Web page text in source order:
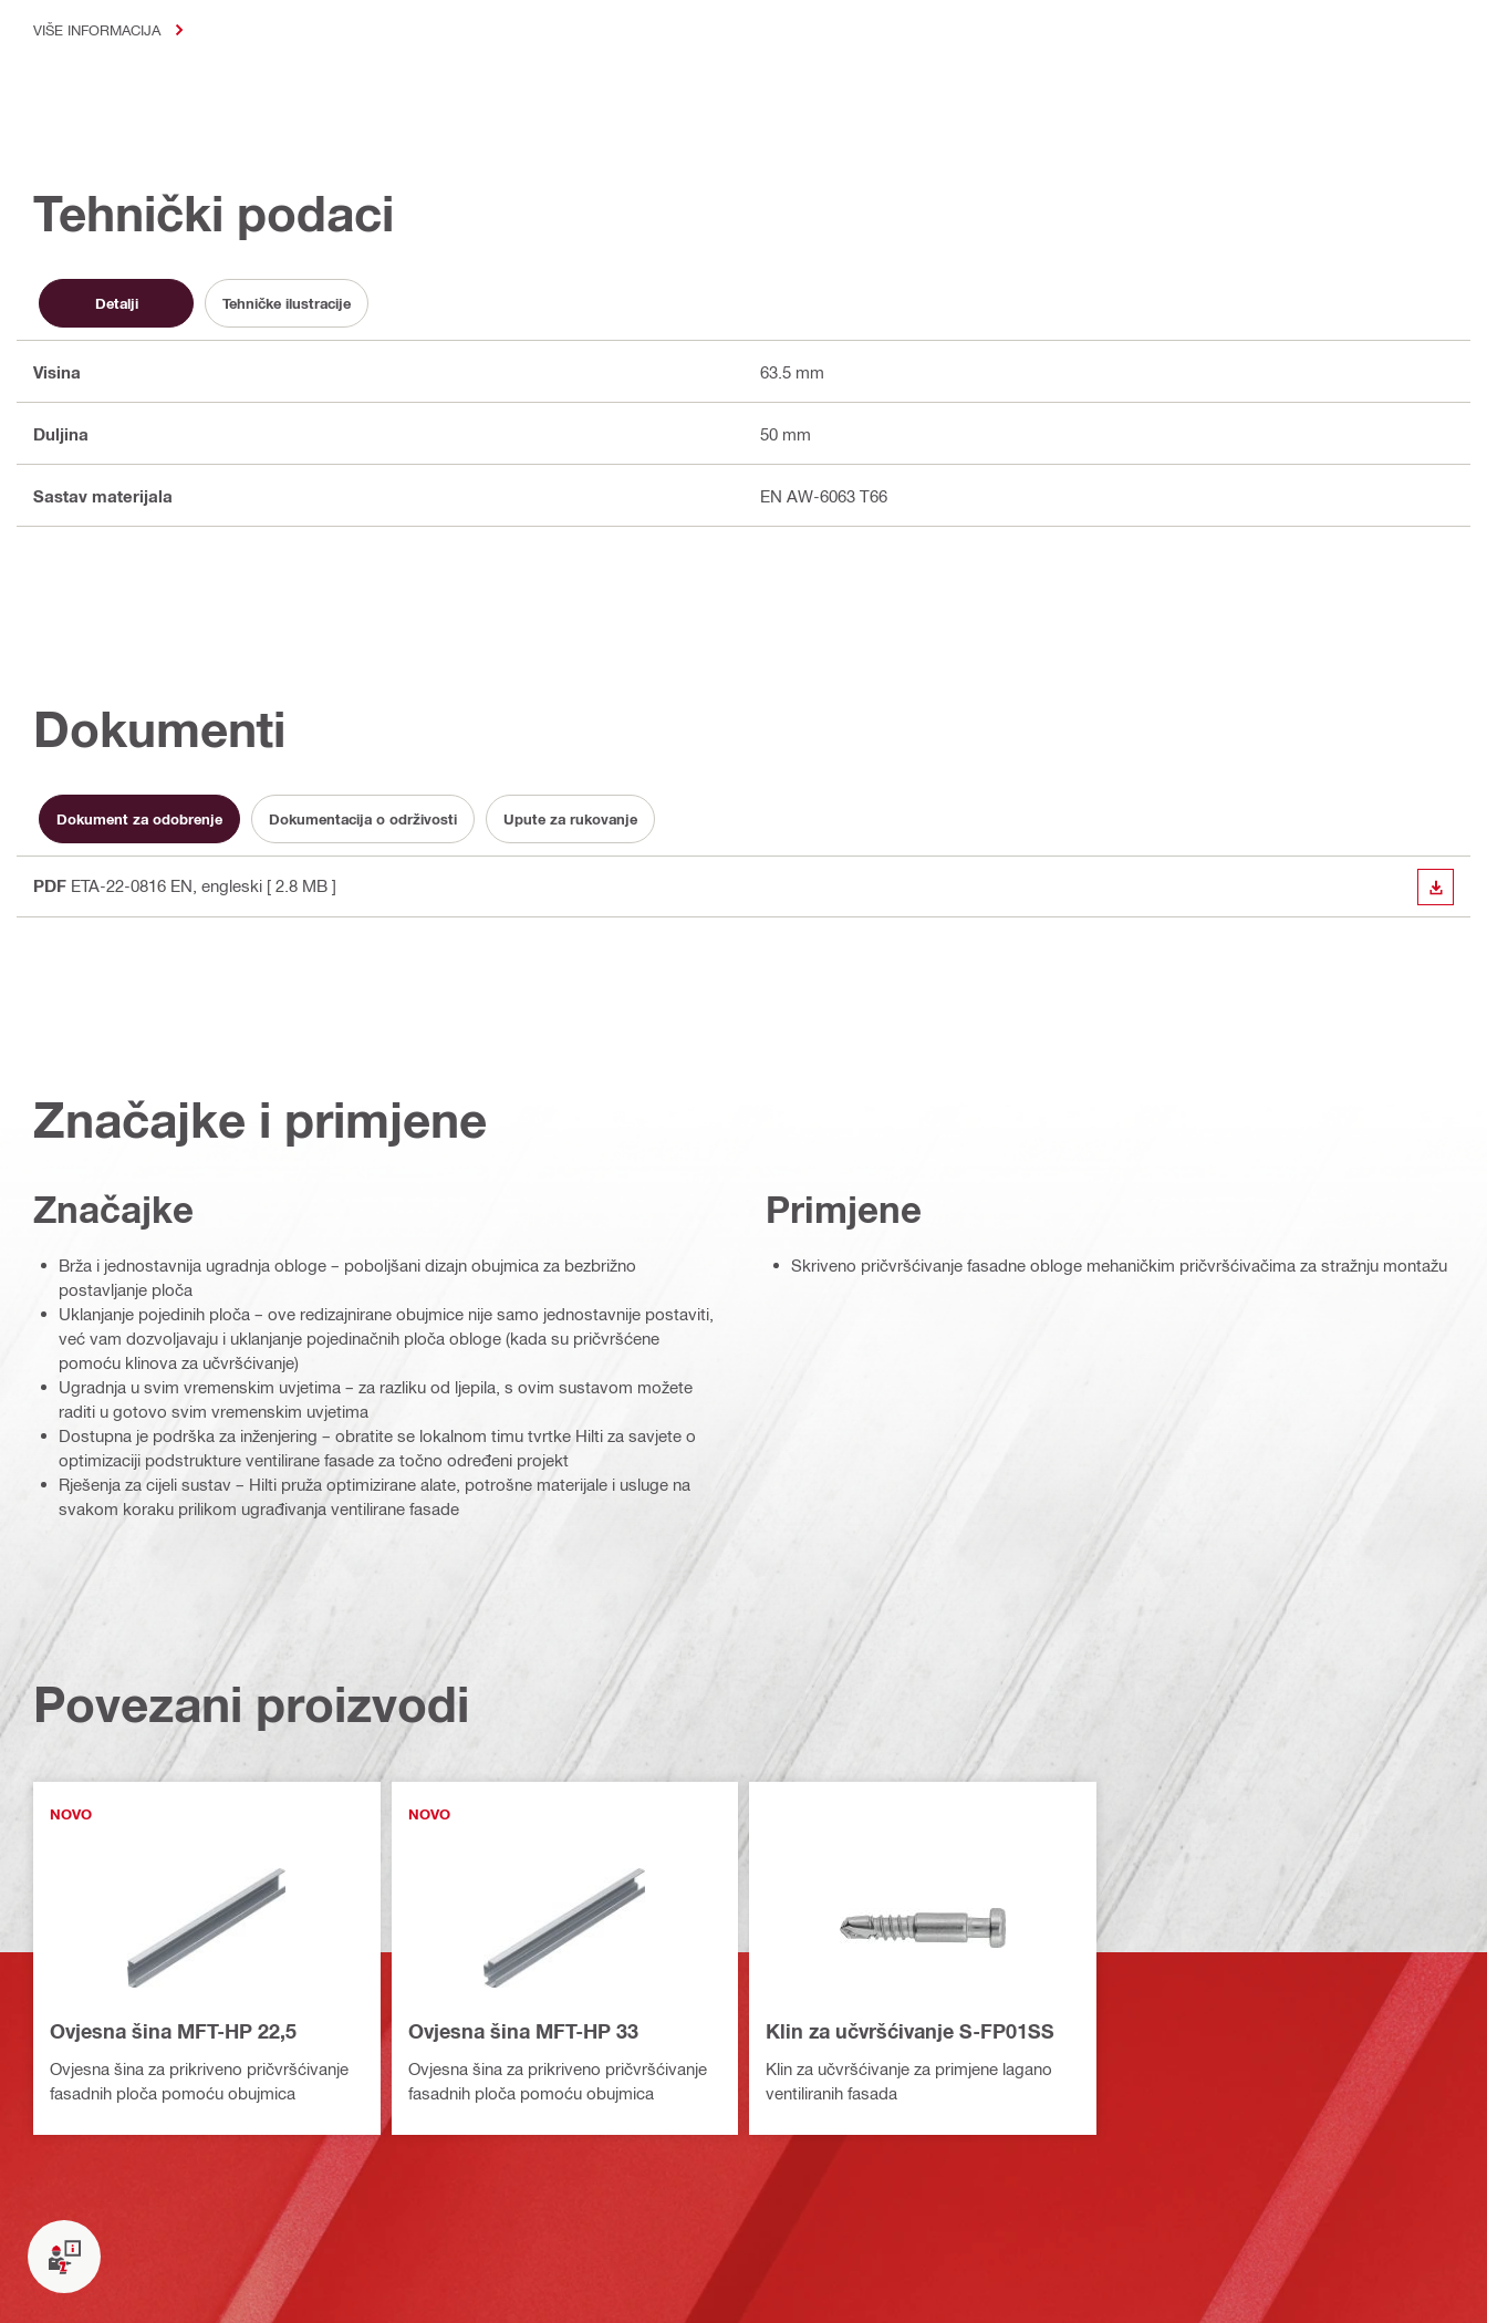
VIŠE INFORMACIJA
Tehnički podaci
Detalji Tehničke ilustracije
Visina 63.5 mm
Duljina 50 mm
Sastav materijala EN AW-6063 T66
Dokumenti
Dokument za odobrenje Dokumentacija o održivosti Upute za rukovanje
PDF ETA-22-0816 EN , engleski [ 2.8 MB ]
Značajke i primjene
Značajke
Brža i jednostavnija ugradnja obloge – poboljšani dizajn obujmica za bezbrižno
postavljanje ploča
Uklanjanje pojedinih ploča – ove redizajnirane obujmice nije samo jednostavnije postaviti,
već vam dozvoljavaju i uklanjanje pojedinačnih ploča obloge (kada su pričvršćene
pomoću klinova za učvršćivanje)
Ugradnja u svim vremenskim uvjetima – za razliku od ljepila, s ovim sustavom možete
raditi u gotovo svim vremenskim uvjetima
Dostupna je podrška za inženjering – obratite se lokalnom timu tvrtke Hilti za savjete o
optimizaciji podstrukture ventilirane fasade za točno određeni projekt
Rješenja za cijeli sustav – Hilti pruža optimizirane alate, potrošne materijale i usluge na
svakom koraku prilikom ugrađivanja ventilirane fasade
Primjene
Skriveno pričvršćivanje fasadne obloge mehaničkim pričvršćivačima za stražnju montažu
Povezani proizvodi
NOVO
Ovjesna šina MFT-HP 22,5
Ovjesna šina za prikriveno pričvršćivanje
fasadnih ploča pomoću obujmica
NOVO
Ovjesna šina MFT-HP 33
Ovjesna šina za prikriveno pričvršćivanje
fasadnih ploča pomoću obujmica
Klin za učvršćivanje S-FP01SS
Klin za učvršćivanje za primjene lagano
ventiliranih fasada